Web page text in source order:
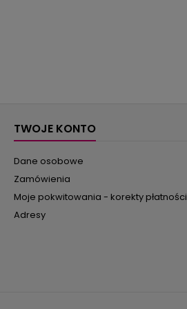
TWOJE KONTO
Dane osobowe
Zamówienia
Moje pokwitowania - korekty płatności
Adresy